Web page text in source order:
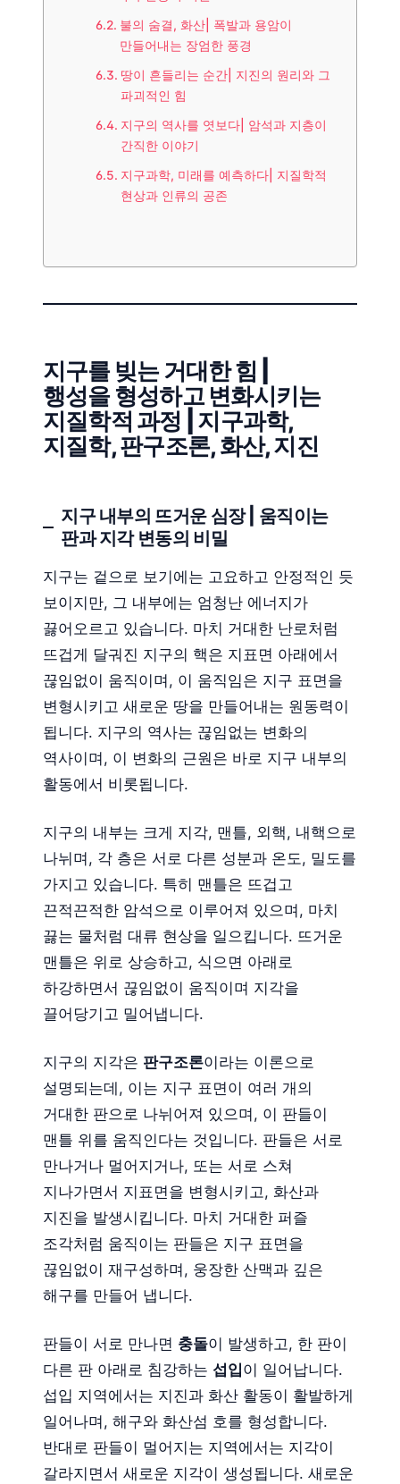
불의 숨결, 화산| 폭발과 용암이
만들어내는 장엄한 풍경
땅이 흔들리는 순간| 지진의 원리와 그
파괴적인 힘
지구의 역사를 엿보다| 암석과 지층이
간직한 이야기
지구과학, 미래를 예측하다| 지질학적
현상과 인류의 공존
지구를 빚는 거대한 힘 |
행성을 형성하고 변화시키는
지질학적 과정 | 지구과학,
지질학, 판구조론, 화산, 지진
지구 내부의 뜨거운 심장 | 움직이는
판과 지각 변동의 비밀
지구는 겉으로 보기에는 고요하고 안정적인 듯
보이지만, 그 내부에는 엄청난 에너지가
끓어오르고 있습니다. 마치 거대한 난로처럼
뜨겁게 달궈진 지구의 핵은 지표면 아래에서
끊임없이 움직이며, 이 움직임은 지구 표면을
변형시키고 새로운 땅을 만들어내는 원동력이
됩니다. 지구의 역사는 끊임없는 변화의
역사이며, 이 변화의 근원은 바로 지구 내부의
활동에서 비롯됩니다.
지구의 내부는 크게 지각, 맨틀, 외핵, 내핵으로
나뉘며, 각 층은 서로 다른 성분과 온도, 밀도를
가지고 있습니다. 특히 맨틀은 뜨겁고
끈적끈적한 암석으로 이루어져 있으며, 마치
끓는 물처럼 대류 현상을 일으킵니다. 뜨거운
맨틀은 위로 상승하고, 식으면 아래로
하강하면서 끊임없이 움직이며 지각을
끌어당기고 밀어냅니다.
지구의 지각은 판구조론이라는 이론으로
설명되는데, 이는 지구 표면이 여러 개의
거대한 판으로 나뉘어져 있으며, 이 판들이
맨틀 위를 움직인다는 것입니다. 판들은 서로
만나거나 멀어지거나, 또는 서로 스쳐
지나가면서 지표면을 변형시키고, 화산과
지진을 발생시킵니다. 마치 거대한 퍼즐
조각처럼 움직이는 판들은 지구 표면을
끊임없이 재구성하며, 웅장한 산맥과 깊은
해구를 만들어 냅니다.
판들이 서로 만나면 충돌이 발생하고, 한 판이
다른 판 아래로 침강하는 섭입이 일어납니다.
섭입 지역에서는 지진과 화산 활동이 활발하게
일어나며, 해구와 화산섬 호를 형성합니다.
반대로 판들이 멀어지는 지역에서는 지각이
갈라지면서 새로운 지각이 생성됩니다. 새로운